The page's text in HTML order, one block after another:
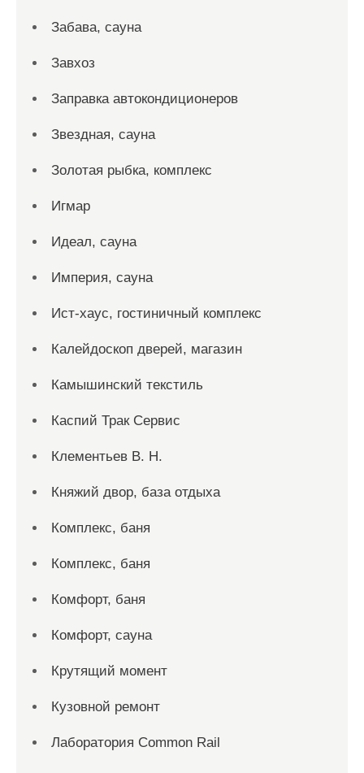
Забава, сауна
Завхоз
Заправка автокондиционеров
Звездная, сауна
Золотая рыбка, комплекс
Игмар
Идеал, сауна
Империя, сауна
Ист-хаус, гостиничный комплекс
Калейдоскоп дверей, магазин
Камышинский текстиль
Каспий Трак Сервис
Клементьев В. Н.
Княжий двор, база отдыха
Комплекс, баня
Комплекс, баня
Комфорт, баня
Комфорт, сауна
Крутящий момент
Кузовной ремонт
Лаборатория Common Rail